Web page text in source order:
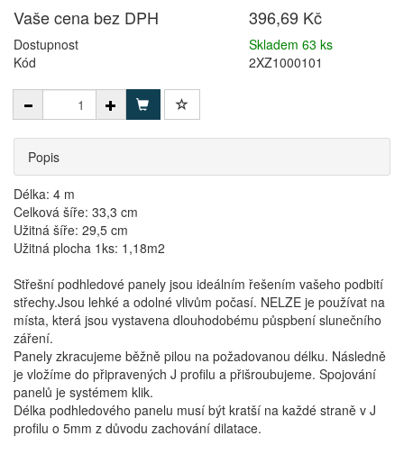
Vaše cena bez DPH
396,69 Kč
Dostupnost
Skladem 63 ks
Kód
2XZ1000101
Popis
Délka: 4 m
Celková šíře: 33,3 cm
Užitná šíře: 29,5 cm
Užitná plocha 1ks: 1,18m2
Střešní podhledové panely jsou ideálním řešením vašeho podbití
střechy.Jsou lehké a odolné vlivům počasí. NELZE je používat na
místa, která jsou vystavena dlouhodobému půspbení slunečního
záření.
Panely zkracujeme běžně pilou na požadovanou délku. Následně
je vložíme do připravených J profilu a přišroubujeme. Spojování
panelů je systémem klik.
Délka podhledového panelu musí být kratší na každé straně v J
profilu o 5mm z důvodu zachování dilatace.